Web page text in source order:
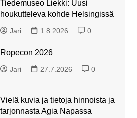
Tiedemuseo Liekki: Uusi
houkutteleva kohde Helsingissä
Jari 1.8.2026 0
Ropecon 2026
Jari 27.7.2026 0
Vielä kuvia ja tietoja hinnoista ja
tarjonnasta Agia Napassa